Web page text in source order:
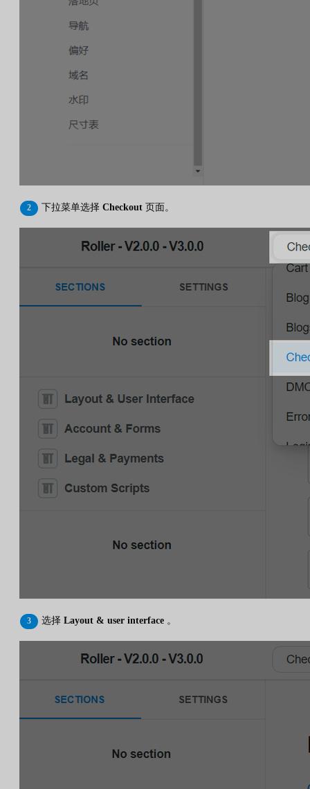
下拉菜单选择 Checkout 页面。
选择 Layout & user interface 。